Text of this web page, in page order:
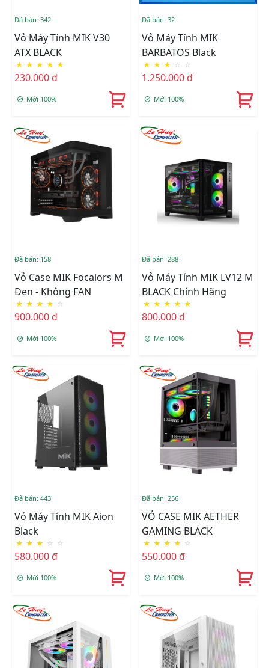
Đã bán: 342
Vỏ Máy Tính MIK V30
ATX BLACK
★ ★ ★ ★ ★
230.000 đ
Mới 100%
Đã bán: 32
Vỏ Máy Tính MIK
BARBATOS Black
★ ★ ★ ☆ ☆
1.250.000 đ
Mới 100%
Đã bán: 158
Vỏ Case MIK Focalors M
Đen - Không FAN
★ ★ ★ ★ ☆
900.000 đ
Mới 100%
Đã bán: 288
Vỏ Máy Tính MIK LV12 M
BLACK Chính Hãng
★ ★ ★ ★ ★
800.000 đ
Mới 100%
Đã bán: 443
Vỏ Máy Tính MIK Aion
Black
★ ★ ★ ☆ ☆
580.000 đ
Mới 100%
Đã bán: 256
VỎ CASE MIK AETHER
GAMING BLACK
★ ★ ★ ★ ☆
550.000 đ
Mới 100%